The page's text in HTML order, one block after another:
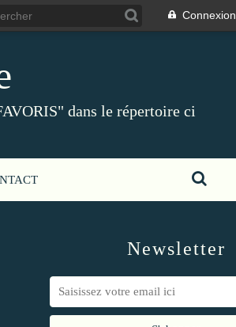
Connexion
dans le répertoire ci
Newsletter